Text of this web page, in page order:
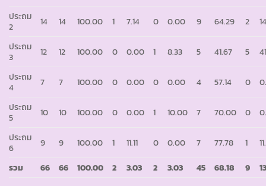
ประถม
2
14 14 100.00 1 7.14 0 0.00 9 64.29 2
ประถม
3
12 12 100.00 0 0.00 1 8.33 5 41.67 5
ประถม
4
7 7 100.00 0 0.00 0 0.00 4 57.14 0
ประถม
5
10 10 100.00 0 0.00 1 10.00 7 70.00 0
ประถม
6
9 9 100.00 1 11.11 0 0.00 7 77.78 1
รวม
66 66 100.00 2 3.03 2 3.03 45 68.18 9